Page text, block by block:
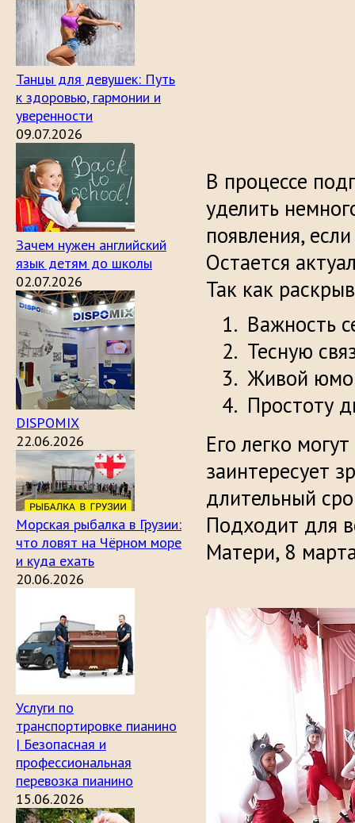
Танцы для девушек: Путь
к здоровью, гармонии и
уверенности
09.07.2026
Зачем нужен английский
язык детям до школы
02.07.2026
DISPOMIX
22.06.2026
Морская рыбалка в Грузии:
что ловят на Чёрном море
и куда ехать
20.06.2026
Услуги по
транспортировке пианино
| Безопасная и
профессиональная
перевозка пианино
15.06.2026
В процессе
уделить
появления,
Остается
Так как
Важность
Тесную
Живой
Простоту
Его легко
заинтересует
длительный
Подходит для
Матери, 8